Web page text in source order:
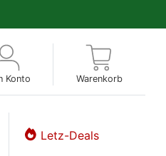
Konto Warenkorb
Letz-Deals